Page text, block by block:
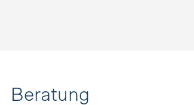
Beratung